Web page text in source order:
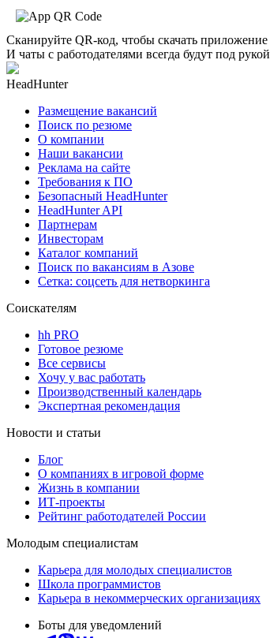
Сканируйте QR-код, чтобы скачать приложение
И чаты с работодателями всегда будут под рукой
HeadHunter
Размещение вакансий
Поиск по резюме
О компании
Наши вакансии
Реклама на сайте
Требования к ПО
Безопасный HeadHunter
HeadHunter API
Партнерам
Инвесторам
Каталог компаний
Поиск по вакансиям в Азове
Сетка: соцсеть для нетворкинга
Соискателям
hh PRO
Готовое резюме
Все сервисы
Хочу у вас работать
Производственный календарь
Экспертная рекомендация
Новости и статьи
Блог
О компаниях в игровой форме
Жизнь в компании
ИТ-проекты
Рейтинг работодателей России
Молодым специалистам
Карьера для молодых специалистов
Школа программистов
Карьера в некоммерческих организациях
Боты для уведомлений